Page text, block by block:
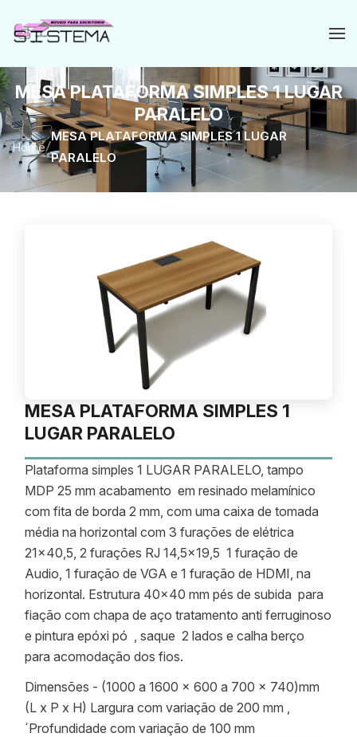
MESA PLATAFORMA SIMPLES 1 LUGAR
PARALELO
Home/
MESA PLATAFORMA SIMPLES 1 LUGAR
PARALELO
MESA PLATAFORMA SIMPLES 1
LUGAR PARALELO
Plataforma simples 1 LUGAR PARALELO, tampo
MDP 25 mm acabamento em resinado melamínico
com fita de borda 2 mm, com uma caixa de tomada
média na horizontal com 3 furações de elétrica
21x40,5, 2 furações RJ 14,5x19,5 1 furação de
Audio, 1 furação de VGA e 1 furação de HDMI, na
horizontal. Estrutura 40×40 mm pés de subida para
fiação com chapa de aço tratamento anti ferruginoso
e pintura epóxi pó , saque 2 lados e calha berço
para acomodação dos fios.
Dimensões - (1000 a 1600 x 600 a 700 x 740)mm
(L x P x H) Largura com variação de 200 mm ,
´Profundidade com variação de 100 mm